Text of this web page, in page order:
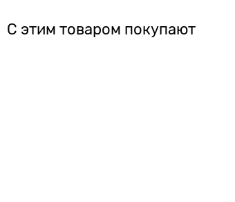
С этим товаром покупают